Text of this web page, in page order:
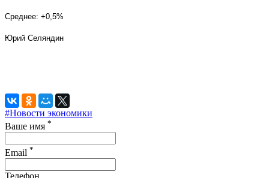
Среднее: +0,5%
Юрий Селяндин
#Новости экономики
Ваше имя *
Email *
Телефон